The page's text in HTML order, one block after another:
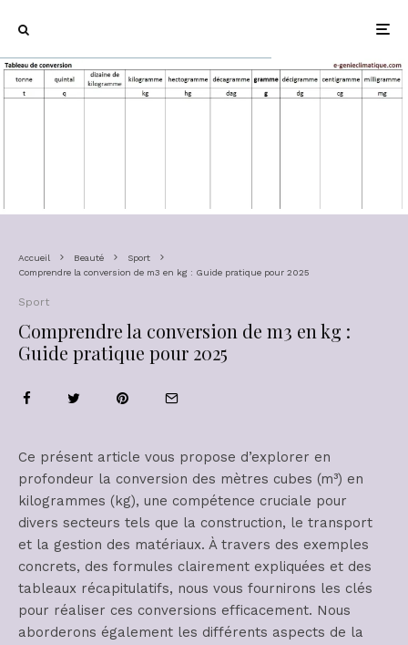
Accueil Beauté
Sport
Comprendre la conversion de m3 en kg : Guide pratique pour 2025
Sport
Comprendre la conversion de m3 en kg :
Guide pratique pour 2025
Ce présent article vous propose d’explorer en
profondeur la conversion des mètres cubes (m³) en
kilogrammes (kg), une compétence cruciale pour
divers secteurs tels que la construction, le transport
et la gestion des matériaux. À travers des exemples
concrets, des formules clairement expliquées et des
tableaux récapitulatifs, nous vous fournirons les clés
pour réaliser ces conversions efficacement. Nous
aborderons également les différents aspects de la